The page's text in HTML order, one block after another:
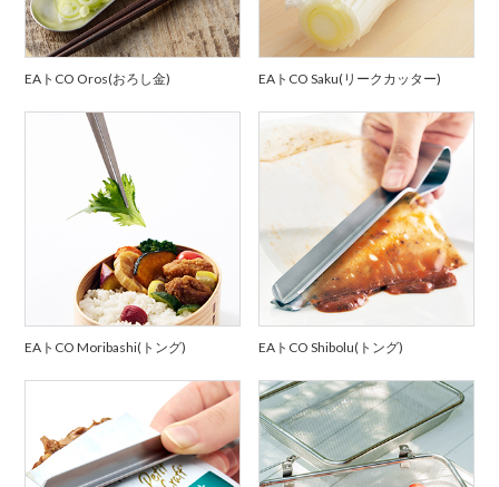
EAトCO Oros(おろし金) EAトCO Saku(リークカッター)
EAトCO Moribashi(トング) EAトCO Shibolu(トング)